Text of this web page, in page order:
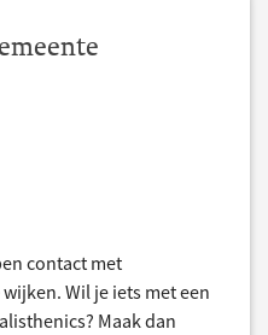
contact met
Wil je iets met een
Maak dan